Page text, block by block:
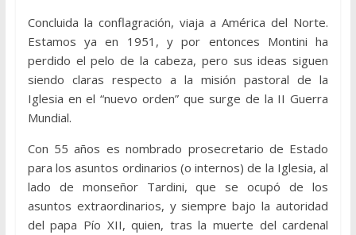
Concluida la conflagración, viaja a América del Norte.
Estamos ya en 1951, y por entonces Montini ha
perdido el pelo de la cabeza, pero sus ideas siguen
siendo claras respecto a la misión pastoral de la
Iglesia en el “nuevo orden” que surge de la II Guerra
Mundial.
Con 55 años es nombrado prosecretario de Estado
para los asuntos ordinarios (o internos) de la Iglesia, al
lado de monseñor Tardini, que se ocupó de los
asuntos extraordinarios, y siempre bajo la autoridad
del papa Pío XII, quien, tras la muerte del cardenal